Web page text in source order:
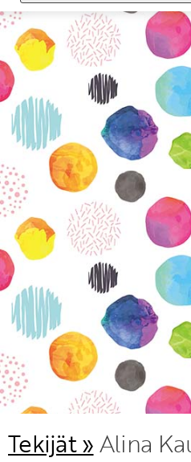
Salasana
Unohtuiko salasana?
KIRJAUDU SISÄÄN
Etkö ole vielä
jäsen?
Liity tästä!
Tekijät »Alina